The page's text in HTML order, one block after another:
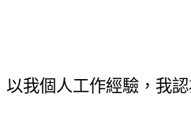
以我個人工作經驗，我